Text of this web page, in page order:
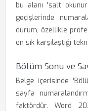
bu alanı 'salt
geçişlerinde
durum, özellikle
en sık karşılaştığı
Bölüm Sonu ve
Belge içerisinde
sayfa
faktördür. Word